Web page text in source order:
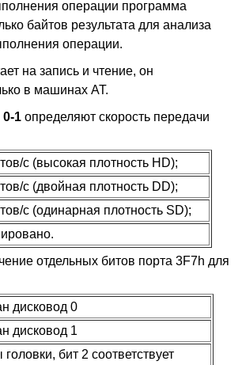
операции программа
байтов результата для анализа
операции.
на запись и чтение, он
в машинах AT.
0-1 определяют скорость передачи
с (высокая плотность HD);
с (двойная плотность DD);
с (одинарная плотность SD);
отдельных битов порта 3F7h для
дисковод 0
дисковод 1
бит 2 соответствует